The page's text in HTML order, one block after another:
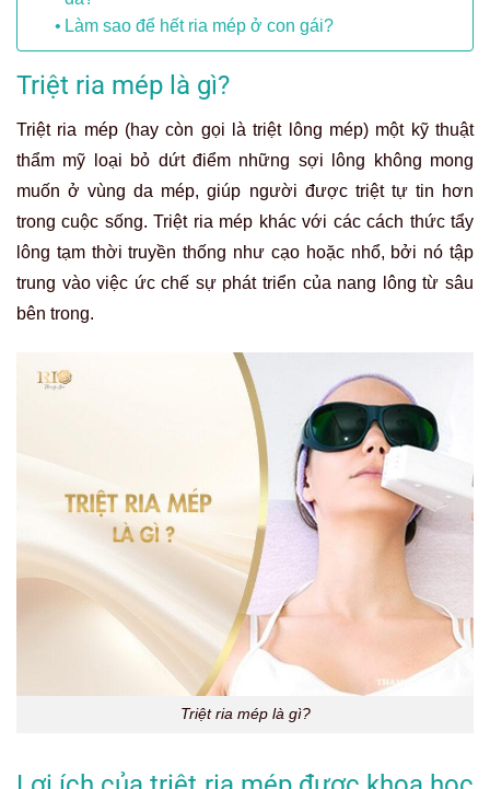
Làm sao để hết ria mép ở con gái?
Triệt ria mép là gì?
Triệt ria mép (hay còn gọi là triệt lông mép) một kỹ thuật
thẩm mỹ loại bỏ dứt điểm những sợi lông không mong
muốn ở vùng da mép, giúp người được triệt tự tin hơn
trong cuộc sống. Triệt ria mép khác với các cách thức tẩy
lông tạm thời truyền thống như cạo hoặc nhổ, bởi nó tập
trung vào việc ức chế sự phát triển của nang lông từ sâu
bên trong.
Triệt ria mép là gì?